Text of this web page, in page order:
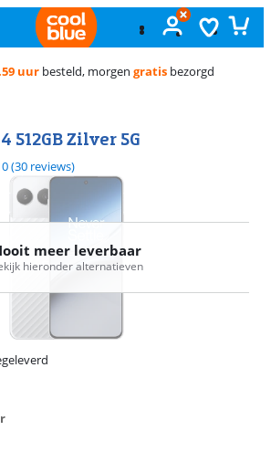
uurbesteld, morgengratisbezorgd
512GB Zilver 5G
10, gebaseerd op 30 reviews.
(30 reviews)
meer leverbaar
hieronder alternatieven